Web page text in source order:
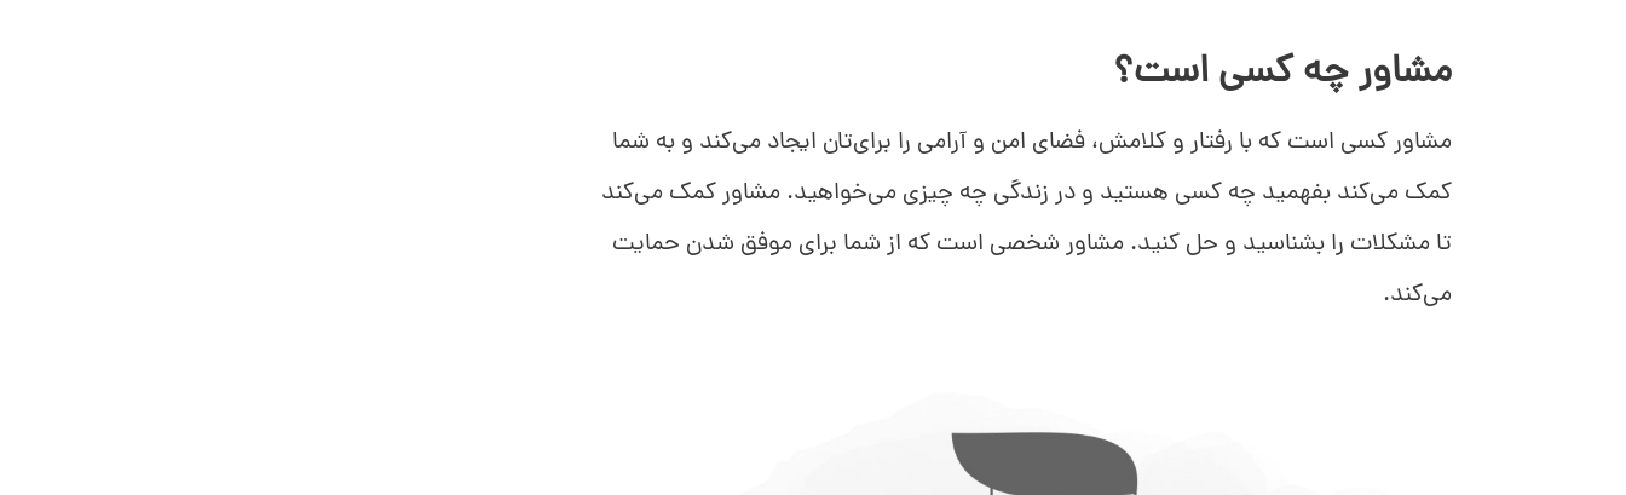
مشاور چه کسی است؟
مشاور کسی است که با رفتار و کلامش، فضای امن و آرامی را برای‌تان ایجاد می‌کند و به شما
کمک می‌کند بفهمید چه کسی هستید و در زندگی چه چیزی می‌خواهید. مشاور کمک می‌کند
تا مشکلات را بشناسید و حل کنید. مشاور شخصی است که از شما برای موفق شدن حمایت
می‌کند.